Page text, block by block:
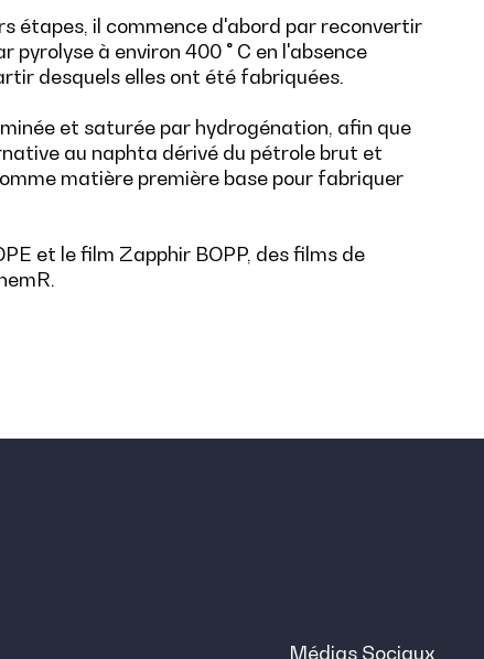
étapes, il commence d'abord par reconvertir
à environ 400 ° C en l'absence
desquels elles ont été fabriquées.
et saturée par hydrogénation, afin que
au naphta dérivé du pétrole brut et
matière première base pour fabriquer
et le film Zapphir BOPP, des films de
Médias Sociaux